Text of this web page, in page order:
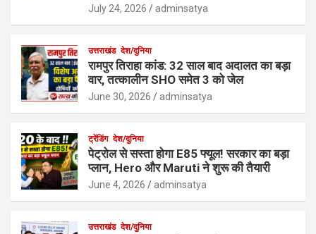
July 24, 2026 adminsatya
उत्तराखंड देश/दुनिया
रामपुर तिराहा कांड: 32 साल बाद अदालत का बड़ा
वार, तत्कालीन SHO समेत 3 को जेल
June 30, 2026 adminsatya
ट्रेंडिंग देश/दुनिया
पेट्रोल से सस्ता होगा E85 फ्यूल! सरकार का बड़ा
प्लान, Hero और Maruti ने शुरू की तैयारी
June 4, 2026 adminsatya
उत्तराखंड देश/दुनिया